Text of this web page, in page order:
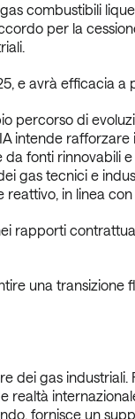
combustibili
per la
e avrà efficacia a
percorso di
intende
fonti rinnovabili
gas tecnici e
in linea
rapporti
una
dei gas
realtà
fornisce un